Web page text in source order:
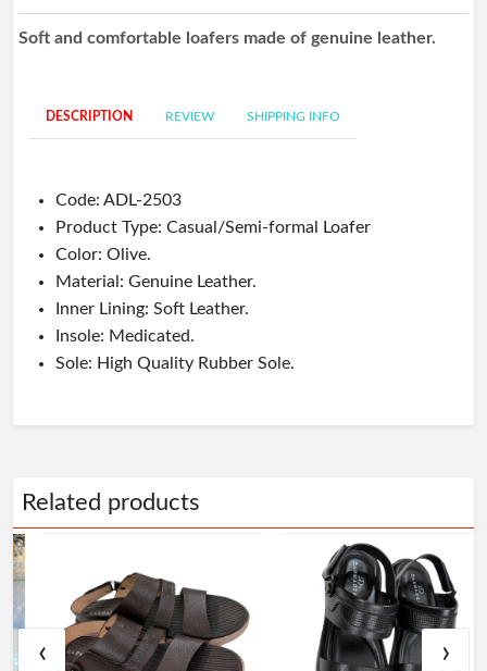
Soft and comfortable loafers made of genuine leather.
DESCRIPTION REVIEW SHIPPING INFO
Code: ADL-2503
Product Type: Casual/Semi-formal Loafer
Color: Olive.
Material: Genuine Leather.
Inner Lining: Soft Leather.
Insole: Medicated.
Sole: High QualityRubber Sole.
Related products
‹ ›